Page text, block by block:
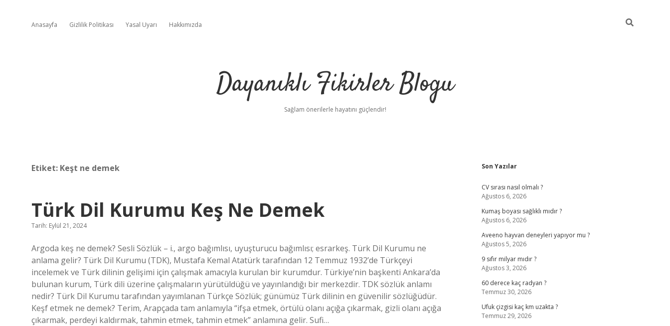
Anasayfa Gizlilik Politikası Yasal Uyarı Hakkımızda
Dayanıklı Fikirler Blogu
Sağlam önerilerle hayatını güçlendir!
Etiket: Keşt ne demek
Türk Dil Kurumu Keş Ne Demek
Tarih: Eylül 21, 2024
Argoda keş ne demek? Sesli Sözlük – i., argo bağımlısı, uyuşturucu bağımlısı; esrarkeş. Türk Dil Kurumu ne
anlama gelir? Türk Dil Kurumu (TDK), Mustafa Kemal Atatürk tarafından 12 Temmuz 1932’de Türkçeyi
incelemek ve Türk dilinin gelişimi için çalışmak amacıyla kurulan bir kurumdur. Türkiye’nin başkenti Ankara’da
bulunan kurum, Türk dili üzerine çalışmaların yürütüldüğü ve yayınlandığı bir merkezdir. TDK sözlük anlamı
nedir? Türk Dil Kurumu tarafından yayımlanan Türkçe Sözlük; günümüz Türk dilinin en güvenilir sözlüğüdür.
Keşf etmek ne demek? Terim, Arapçada tam anlamıyla “ifşa etmek, örtülü olanı açığa çıkarmak, gizli olanı açığa
çıkarmak, perdeyi kaldırmak, tahmin etmek, tahmin etmek” anlamına gelir. Sufi…
Sidebar
Son Yazılar
CV sırası nasıl olmalı ?
Ağustos 6, 2026
Kumaş boyası sağlıklı mıdır ?
Ağustos 6, 2026
Aveeno hayvan deneyleri yapıyor mu ?
Ağustos 5, 2026
9 sıfır milyar mıdır ?
Ağustos 3, 2026
60 derece kaç radyan ?
Temmuz 30, 2026
Ufuk çizgisi kaç km uzakta ?
Temmuz 29, 2026